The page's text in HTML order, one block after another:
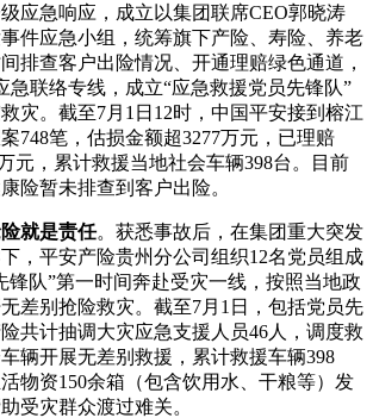
应急响应，成立以集团联席CEO郭晓涛
件应急小组，统筹旗下产险、寿险、养老
排查客户出险情况、开通理赔绿色通道，
急联络专线，成立“应急救援党员先锋队”
灾。截至7月1日12时，中国平安接到榕江
748笔，估损金额超3277万元，已理赔
万元，累计救援当地社会车辆398台。目前
险暂未排查到客户出险。
就是责任。获悉事故后，在集团重大突发
，平安产险贵州分公司组织12名党员组成
锋队”第一时间奔赴受灾一线，按照当地政
差别抢险救灾。截至7月1日，包括党员先
共计抽调大灾应急支援人员46人，调度救
辆开展无差别救援，累计救援车辆398
物资150余箱（包含饮用水、干粮等）发
受灾群众渡过难关。